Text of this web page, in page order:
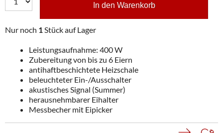
In den Warenkorb
Nur noch 1Stück auf Lager
Leistungsaufnahme: 400 W
Zubereitung von bis zu 6 Eiern
antihaftbeschichtete Heizschale
beleuchteter Ein-/Ausschalter
akustisches Signal (Summer)
herausnehmbarer Eihalter
Messbecher mit Eipicker